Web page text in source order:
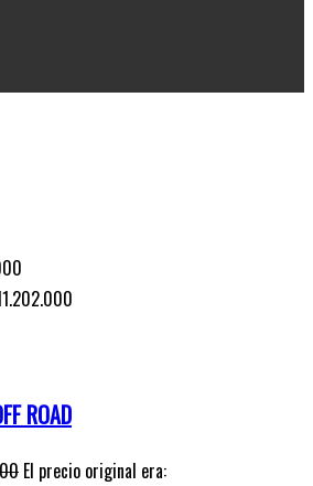
ROAD
El precio original era: